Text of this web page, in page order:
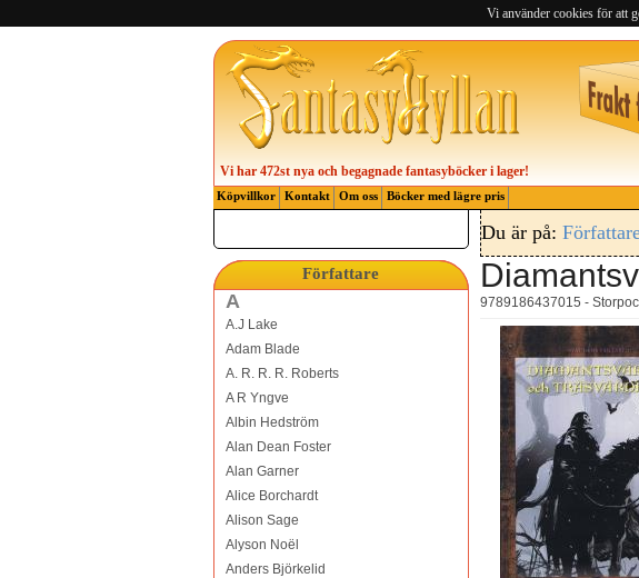
Vi använder cookies för att
Vi har 472st nya och begagnade fantasyböcker i lager!
Köpvillkor Kontakt Om oss Böcker med lägre pris
Författare
A
A.J Lake
Adam Blade
A. R. R. R. Roberts
A R Yngve
Albin Hedström
Alan Dean Foster
Alan Garner
Alice Borchardt
Alison Sage
Alyson Noël
Anders Björkelid
Du är på:
9789186437015 -